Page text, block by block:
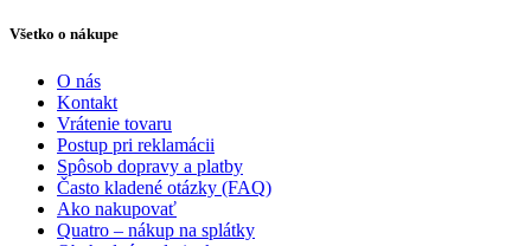
Všetko o nákupe
O nás
Kontakt
Vrátenie tovaru
Postup pri reklamácii
Spôsob dopravy a platby
Často kladené otázky (FAQ)
Ako nakupovať
Quatro – nákup na splátky